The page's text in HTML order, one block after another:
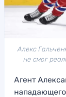
Алекс
не смог
Агент